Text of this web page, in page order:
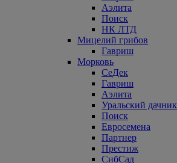
Аэлита
Поиск
НК ЛТД
Мицелий грибов
Гавриш
Морковь
СеДек
Гавриш
Аэлита
Уральский дачник
Поиск
Евросемена
Партнер
Престиж
СибСад